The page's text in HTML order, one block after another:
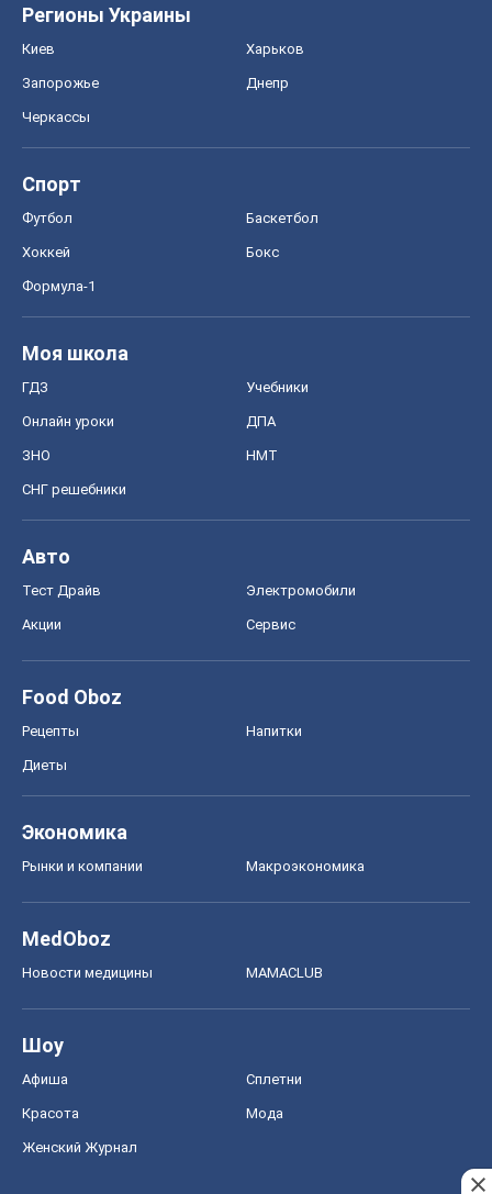
Регионы Украины
Киев Харьков
Запорожье Днепр
Черкассы
Спорт
Футбол Баскетбол
Хоккей Бокс
Формула-1
Моя школа
ГДЗ Учебники
Онлайн уроки ДПА
ЗНО НМТ
СНГ решебники
Авто
Тест Драйв Электромобили
Акции Сервис
Food Oboz
Рецепты Напитки
Диеты
Экономика
Рынки и компании Mакроэкономика
MedOboz
Новости медицины MAMACLUB
Шоу
Афиша Сплетни
Красота Мода
Женский Журнал